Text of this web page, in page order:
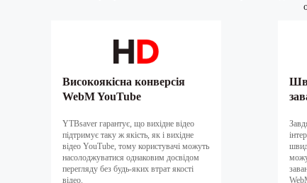
Високоякісна конверсія
WebM YouTube
YTBsaver гарантує, що вихідне відео
підтримує таку ж якість, як і вихідне
відео YouTube, тому користувачі можуть
насолоджуватися однаковим досвідом
перегляду без будь-яких втрат якості
відео.